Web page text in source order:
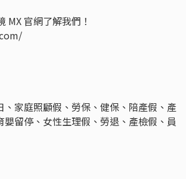
MX 官網了解我們！
、家庭照顧假、勞保、健保、陪產假、產
嬰留停、女性生理假、勞退、產檢假、員